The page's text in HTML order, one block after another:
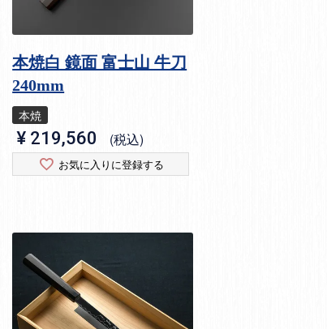
本焼白 鏡面 富士山 牛刀
240mm
本焼
¥ 219,560 税込
お気に入りに登録する